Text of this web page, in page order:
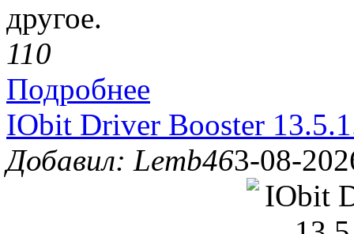
другое.
110
Подробнее
IObit Driver Booster
Добавил: Lemb463-08-